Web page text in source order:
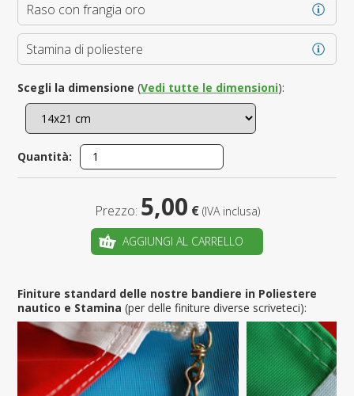
Raso con frangia oro
Stamina di poliestere
Scegli la dimensione (Vedi tutte le dimensioni):
Quantità:
Prezzo: 5,00 € (IVA inclusa)
AGGIUNGI AL CARRELLO
Finiture standard delle nostre bandiere in Poliestere
nautico e Stamina(per delle finiture diverse scriveteci):